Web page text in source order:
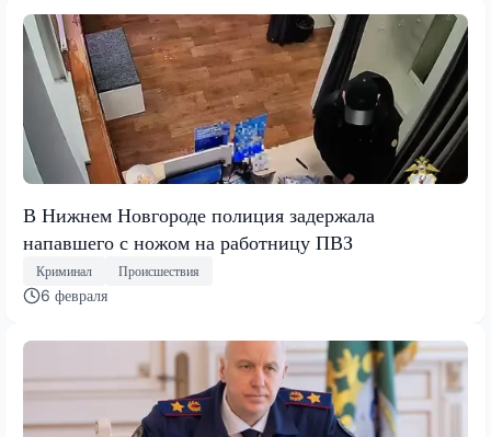
В Нижнем Новгороде полиция задержала
напавшего с ножом на работницу ПВЗ
Криминал Происшествия
6 февраля